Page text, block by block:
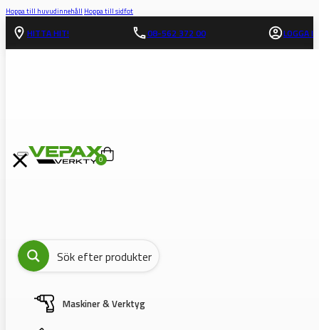
Hoppa till huvudinnehåll Hoppa till sidfot
HITTA HIT! 08-562 372 00 LOGGA IN
0
Maskiner & Verktyg